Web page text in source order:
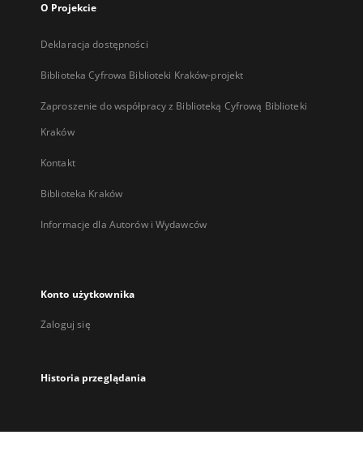
O Projekcie
Deklaracja dostępności
Biblioteka Cyfrowa Biblioteki Kraków-projekt
Zaproszenie do współpracy z Biblioteką Cyfrową Biblioteki
Kraków
Kontakt
Biblioteka Kraków
Informacje dla Autorów i Wydawców
Konto użytkownika
Zaloguj się
Historia przeglądania